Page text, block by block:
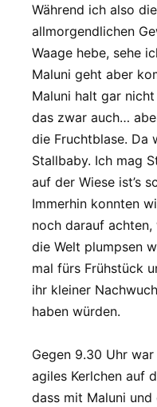
Während ich also
allmorgendlichen
Waage hebe, sehe
Maluni geht aber
Maluni halt gar
das zwar auch…
die Fruchtblase. Da
Stallbaby. Ich mag
auf der Wiese ist’s
Immerhin konnten
noch darauf
die Welt plumpsen
mal fürs Frühstück
ihr kleiner
haben würden.
Gegen 9.30 Uhr
agiles Kerlchen auf
dass mit Maluni und